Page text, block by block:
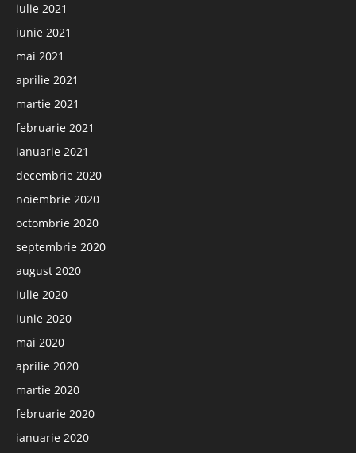
iulie 2021
iunie 2021
mai 2021
aprilie 2021
martie 2021
februarie 2021
ianuarie 2021
decembrie 2020
noiembrie 2020
octombrie 2020
septembrie 2020
august 2020
iulie 2020
iunie 2020
mai 2020
aprilie 2020
martie 2020
februarie 2020
ianuarie 2020